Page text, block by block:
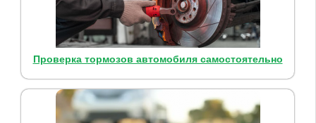
Проверка тормозов автомобиля самостоятельно